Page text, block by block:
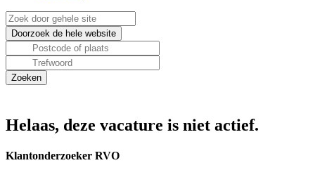
Helaas, deze vacature is niet actief.
Klantonderzoeker RVO